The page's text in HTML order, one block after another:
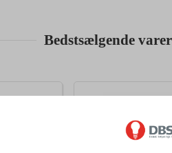
Bedstsælgende